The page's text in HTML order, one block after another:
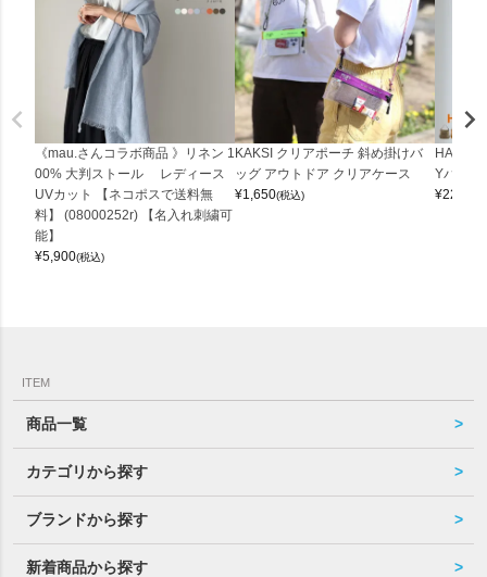
《mau.さんコラボ商品 》リネン 1
00% 大判ストール レディース
UVカット 【ネコポスで送料無
料】 (08000252r) 【名入れ刺繍可
能】
¥5,900(税込)
KAKSI クリアポーチ 斜め掛けバ
ッグ アウトドア クリアケース
¥1,650(税込)
Yバッグ
¥22,000
ITEM
商品一覧
カテゴリから探す
ブランドから探す
新着商品から探す